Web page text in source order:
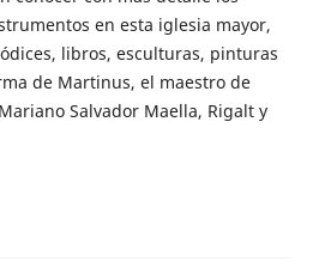
en esta iglesia mayor,
libros, esculturas, pinturas
de Martinus, el maestro de
Salvador Maella, Rigalt y